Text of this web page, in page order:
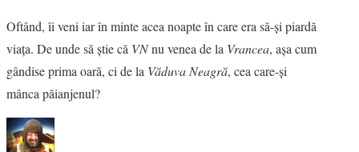
Oftând, îi veni iar în minte acea noapte în care era să-şi piardă
viaţa. De unde să ştie că VNnu venea de la Vrancea, aşa cum
gândise prima oară, ci de la Văduva Neagră, cea care-şi
mânca păianjenul?